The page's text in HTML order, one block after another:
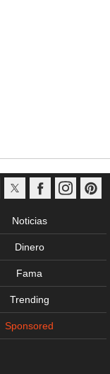
Noticias
Dinero
Fama
Trending
Sponsored